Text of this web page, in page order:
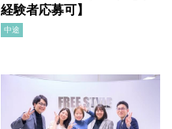
経験者応募可】
中途